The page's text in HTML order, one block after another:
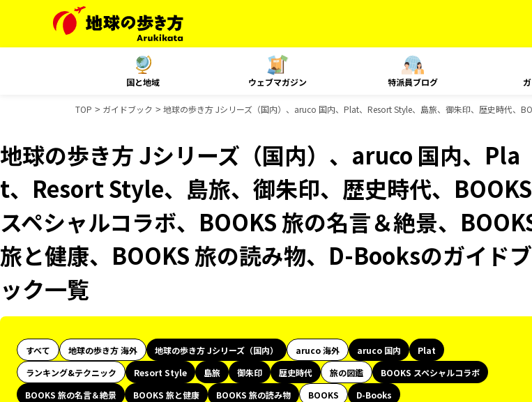
国と地域 ウェブマガジン 特派員ブログ
TOP ガイドブック 地球の歩き方 Jシリーズ（国内）、aruco 国内、Plat、Resort Style、島旅、御朱印、歴史時代、
地球の歩き方 Jシリーズ（国内）、aruco 国内、Pla
t、Resort Style、島旅、御朱印、歴史時代、BOOKS
スペシャルコラボ、BOOKS 旅の名言＆絶景、
旅と健康、BOOKS 旅の読み物、D-Booksのガイドブ
ック一覧
すべて 地球の歩き方 海外 地球の歩き方 Jシリーズ（国内） aruco 海外 aruco 国内
Plat
ランキング&テクニック
Resort Style 島旅 御朱印 歴史時代 旅の図鑑
BOOKS スペシャルコラボ
BOOKS 旅の名言＆絶景
BOOKS 旅と健康 BOOKS 旅の読み物 BOOKS
D-Books